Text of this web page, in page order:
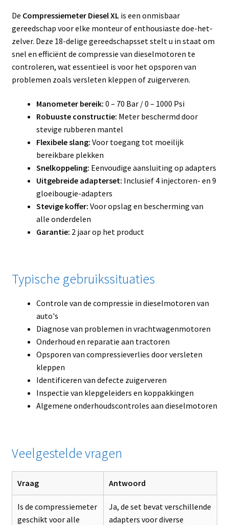
De Compressiemeter Diesel XL is een onmisbaar
gereedschap voor elke monteur of enthousiaste doe-het-
zelver. Deze 18-delige gereedschapsset stelt u in staat om
snel en efficiënt de compressie van dieselmotoren te
controleren, wat essentieel is voor het opsporen van
problemen zoals versleten kleppen of zuigerveren.
Manometer bereik: 0 – 70 Bar / 0 – 1000 Psi
Robuuste constructie: Meter beschermd door
stevige rubberen mantel
Flexibele slang: Voor toegang tot moeilijk
bereikbare plekken
Snelkoppeling: Eenvoudige aansluiting op adapters
Uitgebreide adapterset: Inclusief 4 injectoren- en 9
gloeibougie-adapters
Stevige koffer: Voor opslag en bescherming van
alle onderdelen
Garantie: 2 jaar op het product
Typische gebruikssituaties
Controle van de compressie in dieselmotoren van
auto's
Diagnose van problemen in vrachtwagenmotoren
Onderhoud en reparatie aan tractoren
Opsporen van compressieverlies door versleten
kleppen
Identificeren van defecte zuigerveren
Inspectie van klepgeleiders en koppakkingen
Algemene onderhoudscontroles aan dieselmotoren
Veelgestelde vragen
Vraag Antwoord
Is de compressiemeter
geschikt voor alle
Ja, de set bevat verschillende
adapters voor diverse